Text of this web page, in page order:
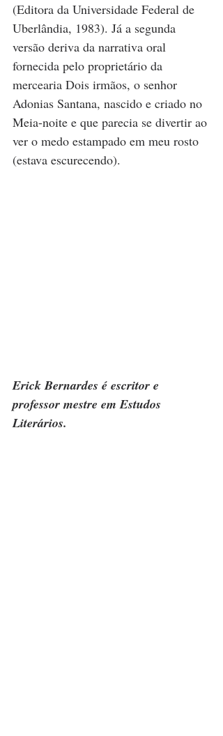
(Editora da Universidade Federal de
Uberlândia, 1983). Já a segunda
versão deriva da narrativa oral
fornecida pelo proprietário da
mercearia Dois irmãos, o senhor
Adonias Santana, nascido e criado no
Meia-noite e que parecia se divertir ao
ver o medo estampado em meu rosto
(estava escurecendo).
Erick Bernardes é escritor e
professor mestre em Estudos
Literários.